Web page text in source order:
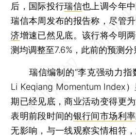
后，国际投行瑞信也上调今年
瑞信本周发布的报告称，尽管
济增速已然见底。该行将今明
测均调整至7.6%，此前的预测分
瑞信编制的“李克强动力指
Li Keqiang Momentum Index
期已经见底，商业活动变得更
表明前段时间的银行间市场利率
无影响，与一线观察实情相符